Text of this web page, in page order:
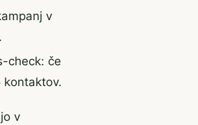
v
check: če
kontaktov.
v